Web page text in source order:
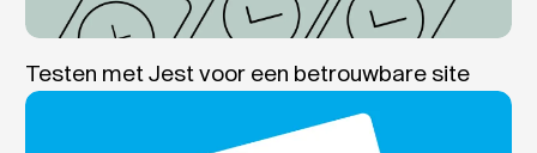
Testen met Jest voor een betrouwbare site